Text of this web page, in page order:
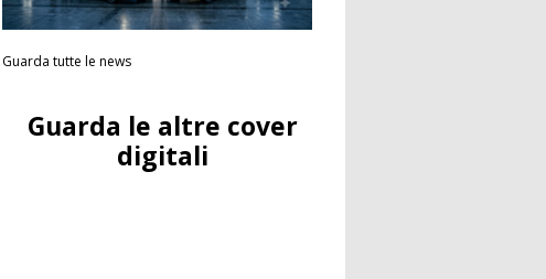
Guarda tutte le news
Guarda le altre cover
digitali